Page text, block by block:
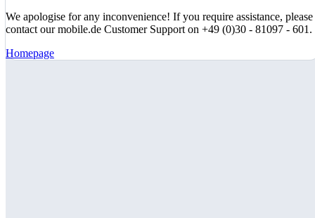
We apologise for any inconvenience! If you require assistance, please
contact our mobile.de Customer Support on +49 (0)30 - 81097 - 601.
Homepage